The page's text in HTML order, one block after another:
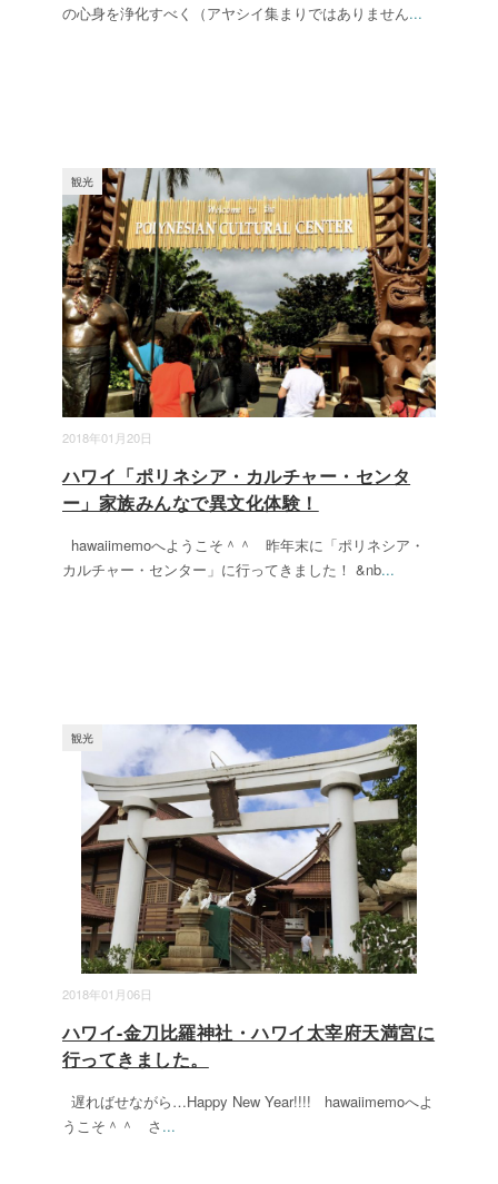
の心身を浄化すべく（アヤシイ集まりではありません...
2018年01月20日
観光
ハワイ「ポリネシア・カルチャー・センタ
ー」家族みんなで異文化体験！
hawaiimemoへようこそ＾＾ 昨年末に「ポリネシア・
カルチャー・センター」に行ってきました！ &nb...
2018年01月06日
観光
ハワイ-金刀比羅神社・ハワイ太宰府天満宮に
行ってきました。
遅ればせながら…Happy New Year!!!! hawaiimemoへよ
うこそ＾＾ さ ...